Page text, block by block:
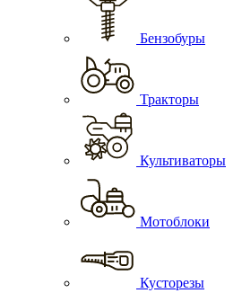
Бензобуры
Тракторы
Культиваторы
Мотоблоки
Кусторезы